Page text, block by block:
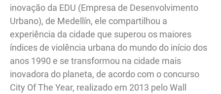
inovação da EDU (Empresa de Desenvolvimento
Urbano), de Medellín, ele compartilhou a
experiência da cidade que superou os maiores
índices de violência urbana do mundo do início dos
anos 1990 e se transformou na cidade mais
inovadora do planeta, de acordo com o concurso
City Of The Year, realizado em 2013 pelo Wall